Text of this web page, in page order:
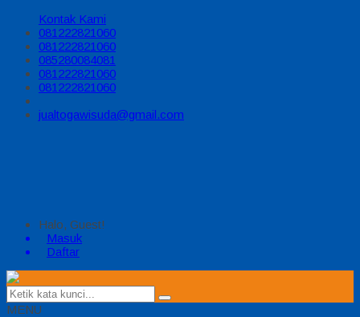
Kontak Kami
081222821060
081222821060
085280084081
081222821060
081222821060
jualtogawisuda@gmail.com
Halo, Guest!
Masuk
Daftar
MENU